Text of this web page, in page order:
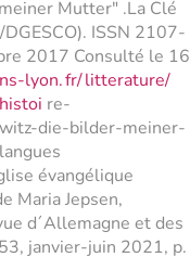
Mutter" .La Clé
DGESCO). ISSN 2107-
2017 Consulté le 16
lyon.fr/litterature/
re-
die-bilder-meiner-
évangélique
Maria Jepsen,
d´Allemagne et des
janvier-juin 2021, p.